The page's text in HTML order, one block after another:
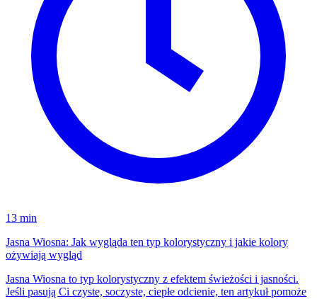
13 min
Jasna Wiosna: Jak wygląda ten typ kolorystyczny i jakie kolory
ożywiają wygląd
Jasna Wiosna to typ kolorystyczny z efektem świeżości i jasności.
Jeśli pasują Ci czyste, soczyste, ciepłe odcienie, ten artykuł pomoże